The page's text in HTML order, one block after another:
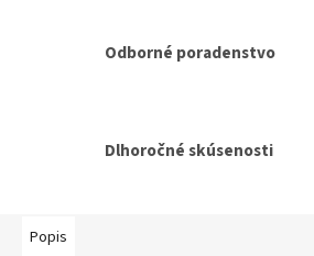
Odborné poradenstvo
Dlhoročné skúsenosti
Popis